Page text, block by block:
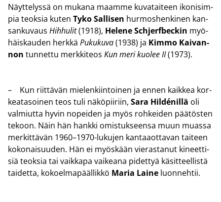
Näyt­te­lys­sä on mu­ka­na maam­me ku­va­tai­teen iko­ni­sim­
pia teok­sia kuten Tyko Sal­li­sen hur­mos­hen­ki­nen kan­
san­ku­vaus Hih­hu­lit(1918), He­le­ne Sch­jerf­bec­kin myö­
häis­kau­den herk­kä Pu­ku­ku­va(1938) ja Kimmo Kai­van­
non tun­net­tu merk­ki­teos Kun meri kuo­lee II(1973).
– Kun riit­tä­vän mie­len­kiin­toi­nen ja ennen kaik­kea kor­
kea­ta­soi­nen teos tuli nä­kö­pii­riin, Sara Hildénillä oli
val­miut­ta hyvin no­pei­den ja myös roh­kei­den pää­tös­ten
te­koon. Näin hän hank­ki omis­tuk­seen­sa muun muas­sa
mer­kit­tä­vän 1960–1970-​lukujen kan­taa­ot­ta­van tai­teen
ko­ko­nai­suu­den. Hän ei myös­kään vie­ras­ta­nut ki­neet­ti­
siä teok­sia tai vaik­ka­pa vai­kea­na pi­det­tyä kä­sit­teel­lis­tä
tai­det­ta, ko­koel­ma­pääl­lik­kö Maria Laine luon­neh­tii.